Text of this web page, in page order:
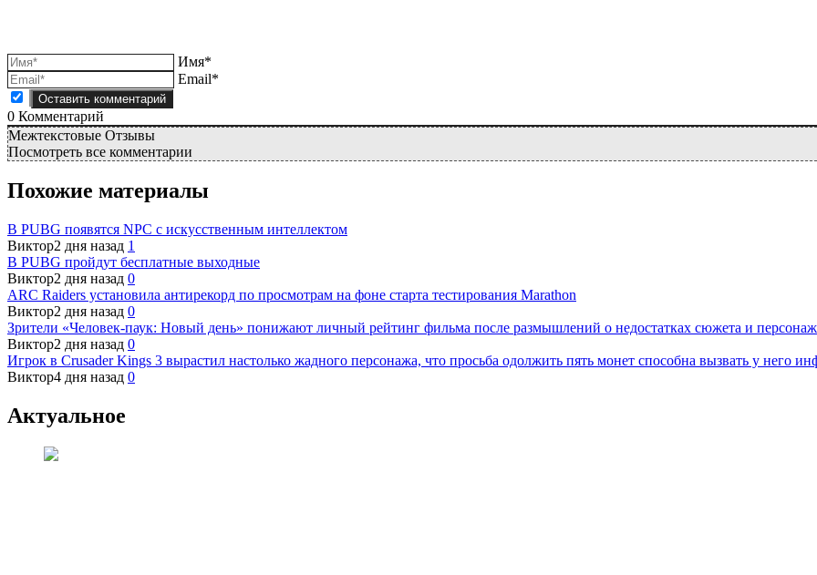
Имя*
Email*
0 Комментарий
Межтекстовые Отзывы
Посмотреть все комментарии
Похожие материалы
В PUBG появятся NPC с искусственным интеллектом
Виктор2 дня назад 1
В PUBG пройдут бесплатные выходные
Виктор2 дня назад 0
ARC Raiders установила антирекорд по просмотрам на фоне старта тестирования Marathon
Виктор2 дня назад 0
Зрители «Человек-паук: Новый день» понижают личный рейтинг фильма после размышлений о недостатках сюжета и
Виктор2 дня назад 0
Игрок в Crusader Kings 3 вырастил настолько жадного персонажа, что просьба одолжить пять монет способна вызвать у него
Виктор4 дня назад 0
Актуальное